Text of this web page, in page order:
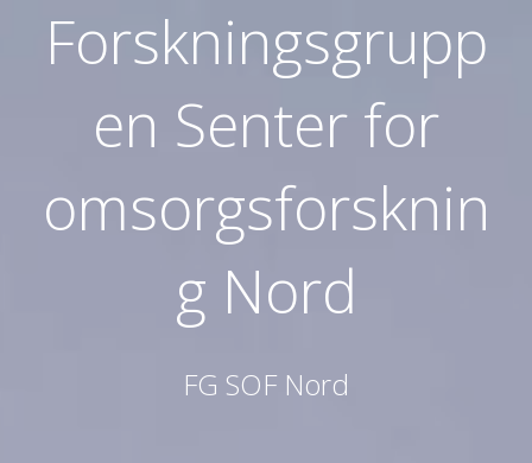
Forskningsgrupp
en Senter for
omsorgsforsknin
g Nord
FG SOF Nord